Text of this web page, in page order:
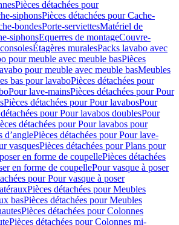
Pièces détachées pour
siphonsPièces détachées pour Cache-
bondesPorte-serviettesMatériel de
siphonsEquerres de montageCouvre-
Étagères muralesPacks lavabo avec
pour meuble avec meuble basPièces
pour meuble avec meuble basMeubles
bas pour lavaboPièces détachées pour
Pour lave-mainsPièces détachées pour Pour
Pièces détachées pour Pour lavabosPour
pour Pour lavabos doublesPour
détachées pour Pour lavabos pour
d’anglePièces détachées pour Pour lave-
vasquesPièces détachées pour Plans pour
en forme de coupellePièces détachées
en forme de coupellePour vasque à poser
pour Pour vasque à poser
Pièces détachées pour Meubles
basPièces détachées pour Meubles
Pièces détachées pour Colonnes
Pièces détachées pour Colonnes mi-